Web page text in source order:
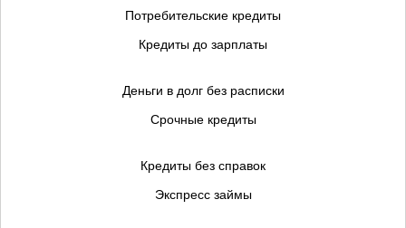
Потребительские кредиты
Кредиты до зарплаты
Деньги в долг без расписки
Срочные кредиты
Кредиты без справок
Экспресс займы